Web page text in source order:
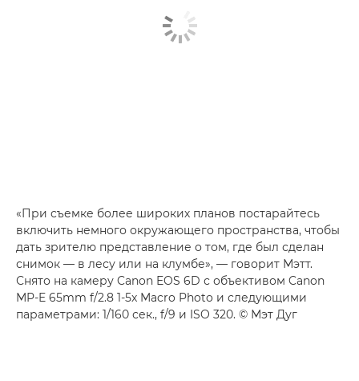
«При съемке более широких планов постарайтесь
включить немного окружающего пространства, чтобы
дать зрителю представление о том, где был сделан
снимок — в лесу или на клумбе», — говорит Мэтт.
Снято на камеру Canon EOS 6D с объективом Canon
MP-E 65mm f/2.8 1-5x Macro Photo и следующими
параметрами: 1/160 сек., f/9 и ISO 320. © Мэт Дуг